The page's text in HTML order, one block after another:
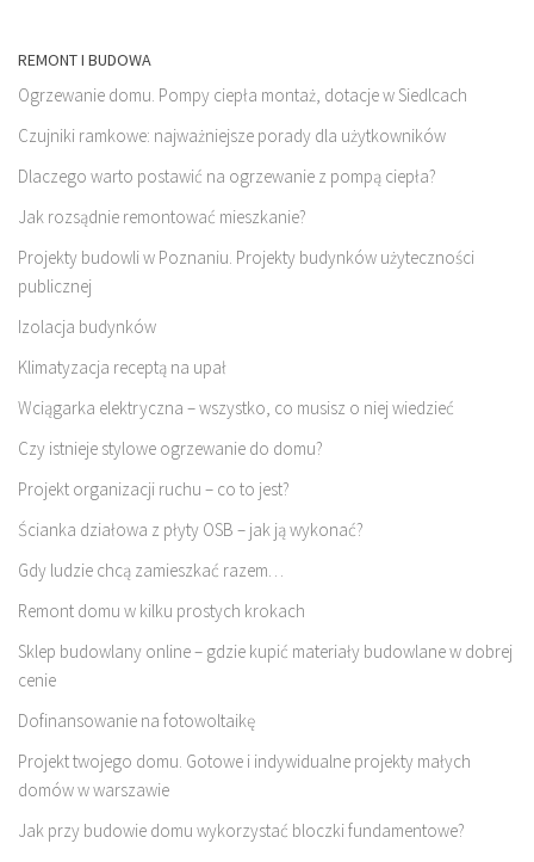
REMONT I BUDOWA
Ogrzewanie domu. Pompy ciepła montaż, dotacje w Siedlcach
Czujniki ramkowe: najważniejsze porady dla użytkowników
Dlaczego warto postawić na ogrzewanie z pompą ciepła?
Jak rozsądnie remontować mieszkanie?
Projekty budowli w Poznaniu. Projekty budynków użyteczności
publicznej
Izolacja budynków
Klimatyzacja receptą na upał
Wciągarka elektryczna – wszystko, co musisz o niej wiedzieć
Czy istnieje stylowe ogrzewanie do domu?
Projekt organizacji ruchu – co to jest?
Ścianka działowa z płyty OSB – jak ją wykonać?
Gdy ludzie chcą zamieszkać razem…
Remont domu w kilku prostych krokach
Sklep budowlany online – gdzie kupić materiały budowlane w dobrej
cenie
Dofinansowanie na fotowoltaikę
Projekt twojego domu. Gotowe i indywidualne projekty małych
domów w warszawie
Jak przy budowie domu wykorzystać bloczki fundamentowe?